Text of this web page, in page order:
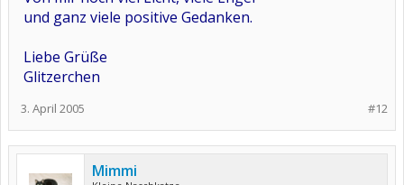
und ganz viele positive Gedanken.
Liebe Grüße
Glitzerchen
#12
3. April 2005
Mimmi